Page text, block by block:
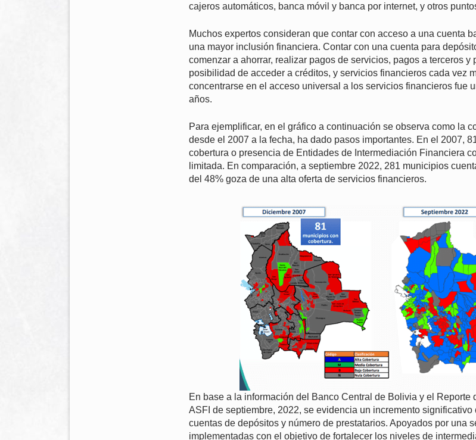
cajeros automáticos, banca móvil y banca por internet, y otros
Muchos expertos consideran que contar con acceso a una cuenta
una mayor inclusión financiera. Contar con una cuenta para
comenzar a ahorrar, realizar pagos de servicios, pagos a terceros y
posibilidad de acceder a créditos, y servicios financieros cada vez
concentrarse en el acceso universal a los servicios financieros fue
años.
Para ejemplificar, en el gráfico a continuación se observa como la
desde el 2007 a la fecha, ha dado pasos importantes. En el 2007,
cobertura o presencia de Entidades de Intermediación Financiera
limitada. En comparación, a septiembre 2022, 281 municipios
del 48% goza de una alta oferta de servicios financieros.
En base a la información del Banco Central de Bolivia y el Reporte
ASFI de septiembre, 2022, se evidencia un incremento
cuentas de depósitos y número de prestatarios. Apoyados por una
implementadas con el objetivo de fortalecer los niveles de